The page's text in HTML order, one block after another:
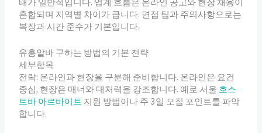
태가 일반적입니다. 업계 흐름은 온라인 공고와 현장 채용이
혼합되며 지역별 차이가 큽니다. 면접 팁과 주의사항으로는
복장과 시간 준수가 기본입니다.
유흥알바 구하는 방법의 기본 전략
세부항목
전략: 온라인과 현장을 구분해 준비합니다. 온라인은 요건
중심, 현장은 매너와 대처력을 강조합니다. 예로 서울 호스
트바 아르바이트 지원 방법이나 주 3일 모집 포인트를 파악
합니다.